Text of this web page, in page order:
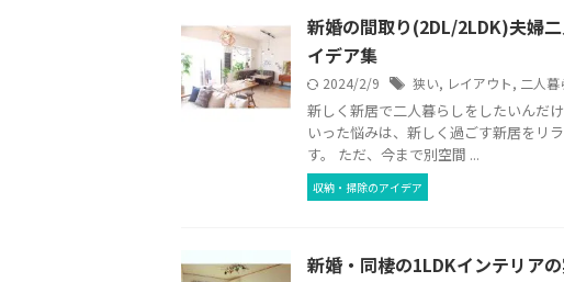
新婚の間取り(2DL/2LDK)夫婦
イデア集
2024/2/9 狭い, レイアウト, 二人暮
新しく新居で二人暮らしをしたいんだ
いった悩みは、新しく過ごす新居をリ
す。 ただ、今まで別空間 ...
収納・掃除のアイデア
新婚・同棲の1LDKインテリア